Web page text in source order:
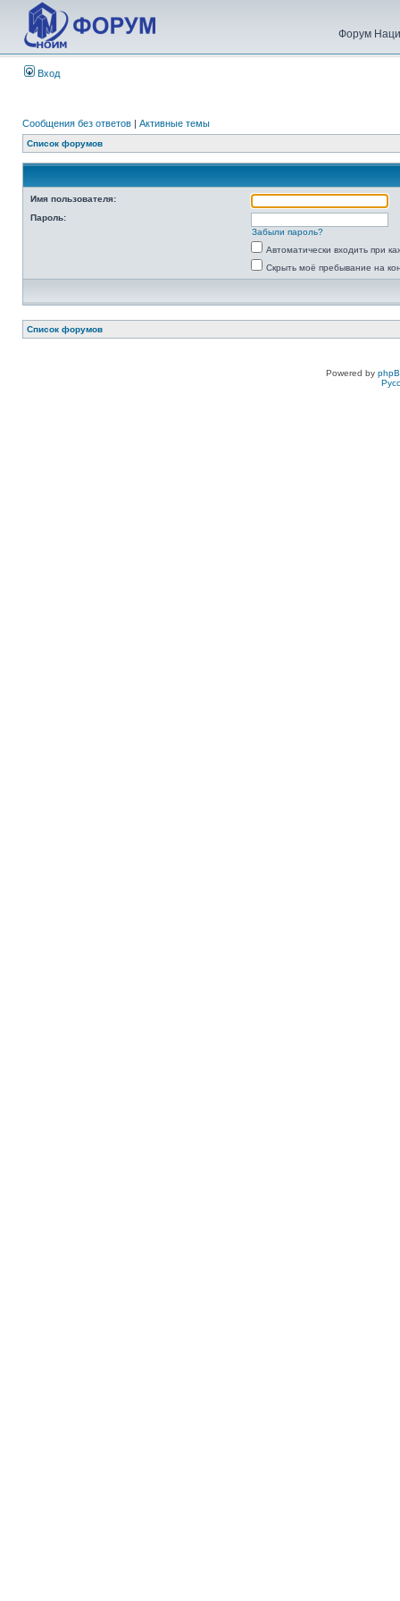
Форум
Вход
Сообщения без ответов | Активные темы
Список форумов
Имя пользователя:
Пароль:
Забыли пароль?
Автоматически входить при
Скрыть моё пребывание на
Список форумов
Powered by